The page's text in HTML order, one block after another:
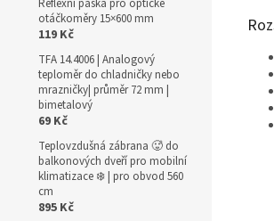
Reflexní páska pro optické
otáčkoměry 15×600 mm
119 Kč
TFA 14.4006 | Analogový
teploměr do chladničky nebo
mrazničky| průměr 72 mm |
bimetalový
69 Kč
Teplovzdušná zábrana 🥵 do
balkonových dveří pro mobilní
klimatizace ❄️ | pro obvod 560
cm
895 Kč